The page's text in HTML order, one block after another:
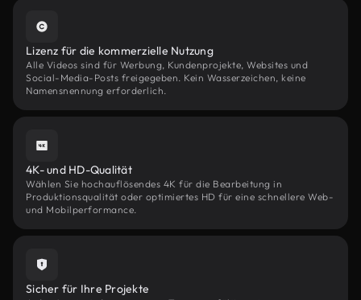
Lizenz für die kommerzielle Nutzung
Alle Videos sind für Werbung, Kundenprojekte, Websites und
Social-Media-Posts freigegeben. Kein Wasserzeichen, keine
Namensnennung erforderlich.
4K- und HD-Qualität
Wählen Sie hochauflösendes 4K für die Bearbeitung in
Produktionsqualität oder optimiertes HD für eine schnellere Web-
und Mobilperformance.
Sicher für Ihre Projekte